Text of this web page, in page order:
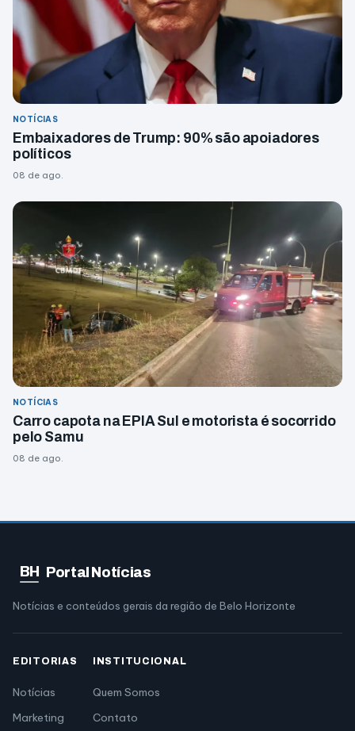
NOTÍCIAS
Embaixadores de Trump: 90% são apoiadores
políticos
08 de ago.
NOTÍCIAS
Carro capota na EPIA Sul e motorista é socorrido
pelo Samu
08 de ago.
BH Portal Notícias
Notícias e conteúdos gerais da região de Belo Horizonte
EDITORIAS
Notícias
Marketing
INSTITUCIONAL
Quem Somos
Contato